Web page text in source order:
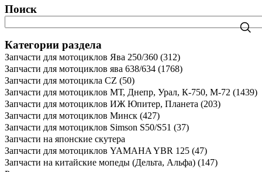
Поиск
Категории раздела
Запчасти для мотоциклов Ява 250/360 (312)
Запчасти для мотоциклов ява 638/634 (1768)
Запчасти для мотоцикла CZ (50)
Запчасти для мотоциклов МТ, Днепр, Урал, К-750, М-72 (1439)
Запчасти для мотоциклов ИЖ Юпитер, Планета (203)
Запчасти для мотоциклов Минск (427)
Запчасти для мотоциклов Simson S50/S51 (37)
Запчасти на японские скутера
Запчасти для мотоциклов YAMAHA YBR 125 (47)
Запчасти на китайские мопеды (Дельта, Альфа) (147)